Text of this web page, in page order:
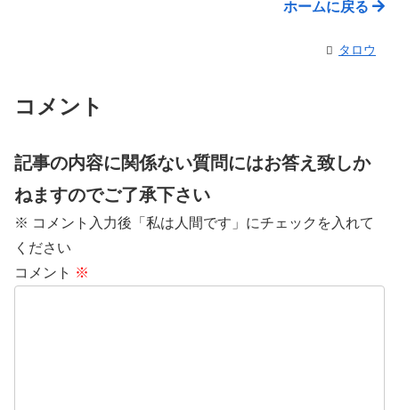
ホームに戻る
タロウ
コメント
記事の内容に関係ない質問にはお答え致しか
ねますのでご了承下さい
※ コメント入力後「私は人間です」にチェックを入れて
ください
コメント ※